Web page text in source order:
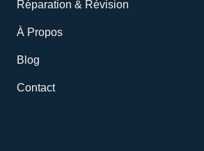
Réparation & Révision
À Propos
Blog
Contact